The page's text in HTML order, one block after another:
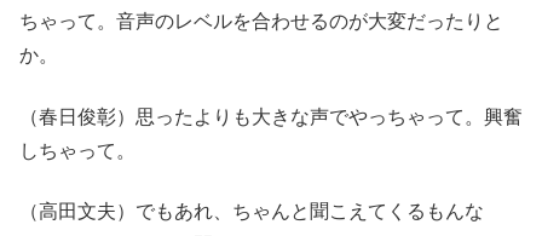
ちゃって。音声のレベルを合わせるのが大変だったりと
か。
（春日俊彰）思ったよりも大きな声でやっちゃって。興奮
しちゃって。
（高田文夫）でもあれ、ちゃんと聞こえてくるもんな